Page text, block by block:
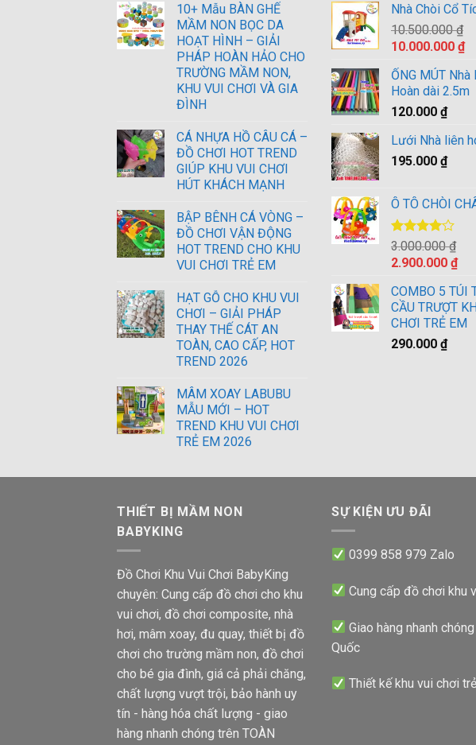
10+ Mẫu BÀN GHẾ
MẦM NON BỌC DA
HOẠT HÌNH – GIẢI
PHÁP HOÀN HẢO CHO
TRƯỜNG MẦM NON,
KHU VUI CHƠI VÀ GIA
ĐÌNH
CÁ NHỰA HỒ CÂU CÁ –
ĐỒ CHƠI HOT TREND
GIÚP KHU VUI CHƠI
HÚT KHÁCH MẠNH
BẬP BÊNH CÁ VÒNG –
ĐỒ CHƠI VẬN ĐỘNG
HOT TREND CHO KHU
VUI CHƠI TRẺ EM
HẠT GỖ CHO KHU VUI
CHƠI – GIẢI PHÁP
THAY THẾ CÁT AN
TOÀN, CAO CẤP, HOT
TREND 2026
MÂM XOAY LABUBU
MẪU MỚI – HOT
TREND KHU VUI CHƠI
TRẺ EM 2026
Nhà Chòi Cổ
10.500.000₫
Giá
là:
10.500.000 ₫.
10.000.000 ₫Giá
là:
ỐNG MÚT Nhà
Hoàn dài 2.5m
120.000 ₫
Lưới Nhà liên
195.000 ₫
Ô TÔ CHÒI
Được
xếp hạng
4.005
3.000.000₫
Giá
là:
3.000.000 ₫.
2.900.000 ₫Giá
tại
là:
COMBO 5 TÚI
CẦU TRƯỢT
CHƠI TRẺ EM
290.000 ₫
THIẾT BỊ MẦM NON
BABYKING
Đồ Chơi Khu Vui Chơi BabyKing
chuyên: Cung cấp đồ chơi cho khu
vui chơi, đồ chơi composite, nhà
hơi, mâm xoay, đu quay, thiết bị đồ
chơi cho trường mầm non, đồ chơi
cho bé gia đình, giá cả phải chăng,
chất lượng vượt trội, bảo hành uy
tín - hàng hóa chất lượng - giao
hàng nhanh chóng trên TOÀN
SỰ KIỆN ƯU ĐÃI
0399 858 979 Zalo
Cung cấp đồ chơi khu
Giao hàng nhanh
Quốc
Thiết kế khu vui chơi